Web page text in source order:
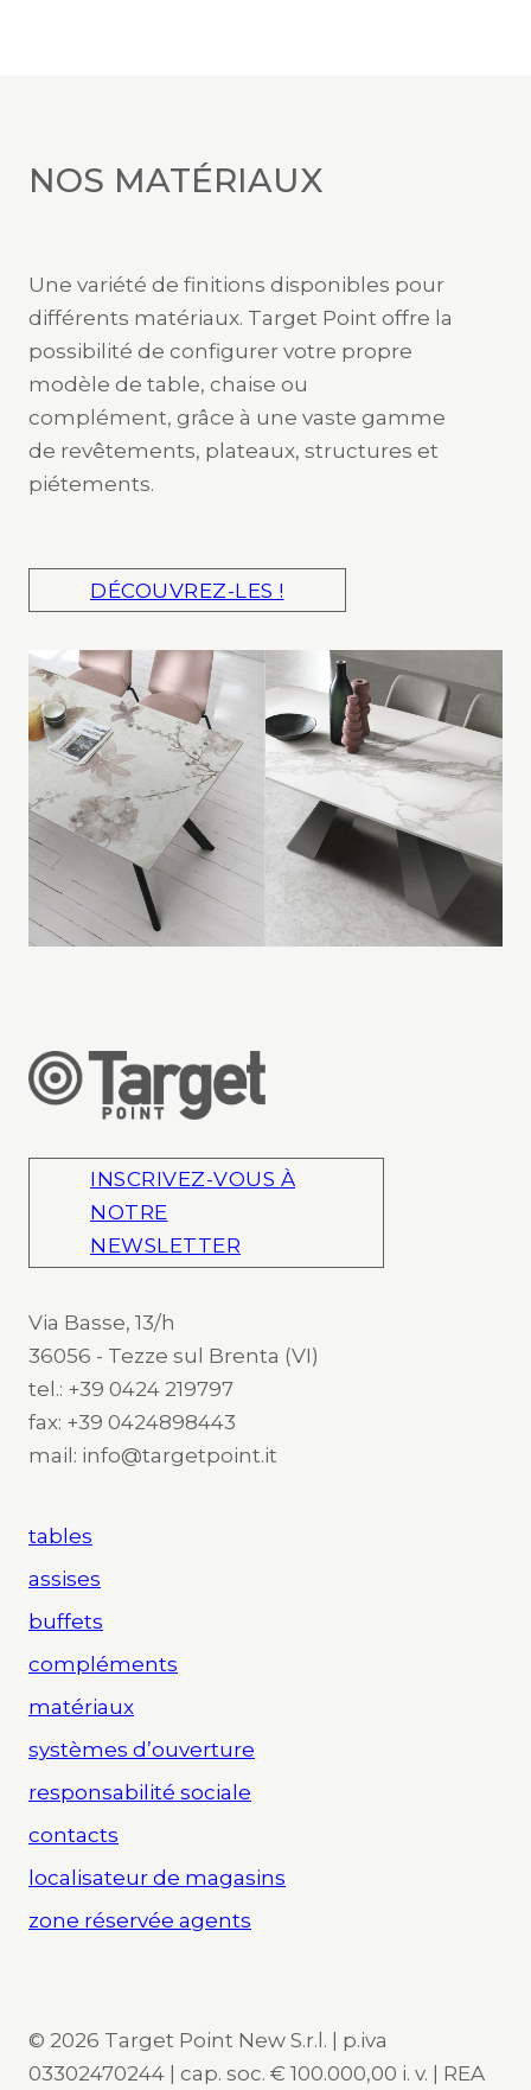
NOS MATÉRIAUX
Une variété de finitions disponibles pour
différents matériaux. Target Point offre la
possibilité de configurer votre propre
modèle de table, chaise ou
complément, grâce à une vaste gamme
de revêtements, plateaux, structures et
piétements.
DÉCOUVREZ-LES !
INSCRIVEZ-VOUS À
NOTRE
NEWSLETTER
Via Basse, 13/h
36056 - Tezze sul Brenta (VI)
tel.: +39 0424 219797
fax: +39 0424898443
mail: info@targetpoint.it
tables
assises
buffets
compléments
matériaux
systèmes d’ouverture
responsabilité sociale
contacts
localisateur de magasins
zone réservée agents
© 2026 Target Point New S.r.l. | p.iva
03302470244 | cap. soc. € 100.000,00 i. v. | REA